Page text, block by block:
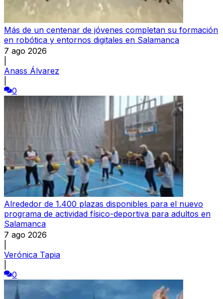
Más de un centenar de jóvenes completan su formación
en robótica y entornos digitales en Salamanca
7 ago 2026
Anass Álvarez
0
Alrededor de 1.400 plazas disponibles para el nuevo
programa de actividad físico-deportiva para adultos en
Salamanca
7 ago 2026
Verónica Tapia
0